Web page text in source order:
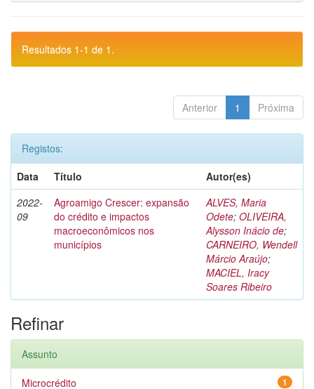
Resultados 1-1 de 1.
Anterior 1 Próxima
Registos:
Data
Título
Autor(es)
2022-
09
Agroamigo Crescer: expansão
do crédito e impactos
macroeconômicos nos
municípios
ALVES, Maria
Odete; OLIVEIRA,
Alysson Inácio de;
CARNEIRO, Wendell
Márcio Araújo;
MACIEL, Iracy
Soares Ribeiro
Refinar
Assunto
1
Microcrédito